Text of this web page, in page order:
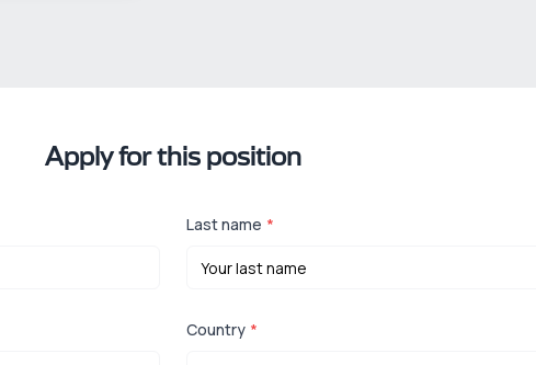
Apply for this position
Last name *
Country *